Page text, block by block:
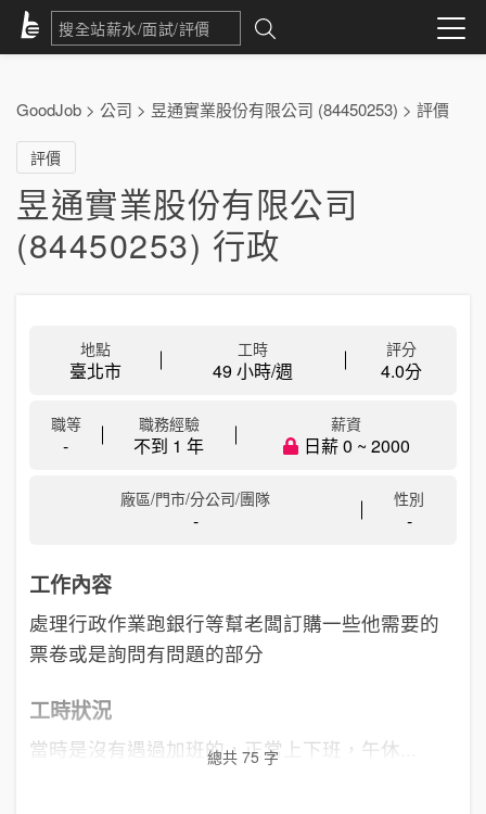
GoodJob > 公司 > 昱通實業股份有限公司 (84450253) > 評價
評價
昱通實業股份有限公司
(84450253) 行政
地點
臺北市
工時
49 小時/週
評分
4.0分
職等
-
職務經驗
不到 1 年
薪資
日薪 0 ~ 2000
廠區/門市/分公司/團隊
-
性別
-
工作內容
處理行政作業跑銀行等幫老闆訂購一些他需要的
票卷或是詢問有問題的部分
工時狀況
當時是沒有遇過加班的，正常上下班，午休...
總共 75 字